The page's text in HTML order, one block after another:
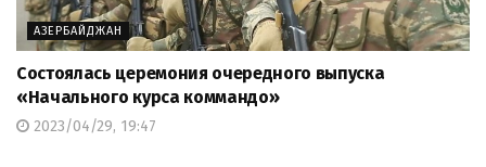
АЗЕРБАЙДЖАН
Состоялась церемония очередного выпуска
«Начального курса коммандо»
2023/04/29, 19:47